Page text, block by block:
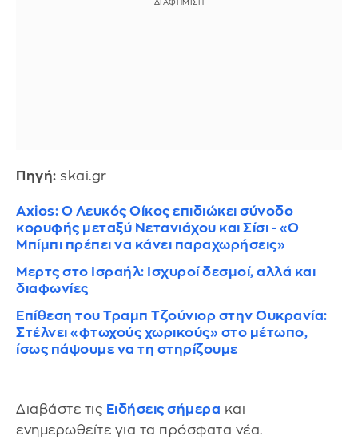
Πηγή: skai.gr
Axios: Ο Λευκός Οίκος επιδιώκει σύνοδο
κορυφής μεταξύ Νετανιάχου και Σίσι - «Ο
Μπίμπι πρέπει να κάνει παραχωρήσεις»
Μερτς στο Ισραήλ: Ισχυροί δεσμοί, αλλά και
διαφωνίες
Επίθεση του Τραμπ Τζούνιορ στην Ουκρανία:
Στέλνει «φτωχούς χωρικούς» στο μέτωπο,
ίσως πάψουμε να τη στηρίζουμε
Διαβάστε τις Ειδήσεις σήμερα και
ενημερωθείτε για τα πρόσφατα νέα.